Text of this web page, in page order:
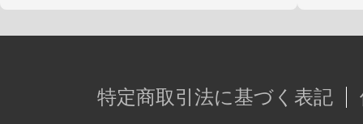
特定商取引法に基づく表記